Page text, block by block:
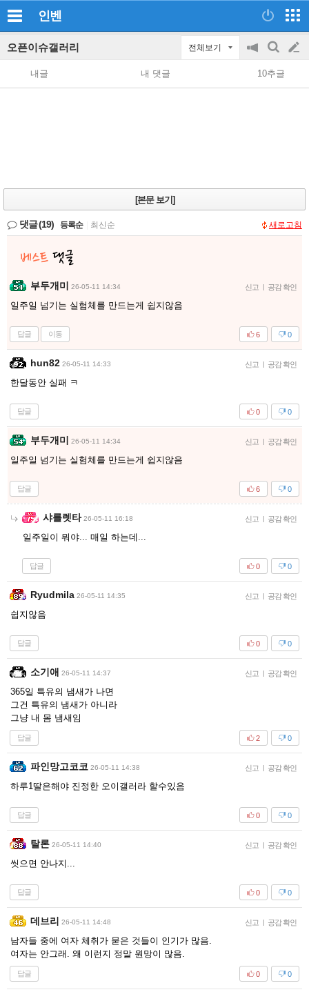
인벤
오픈이슈갤러리 전체보기
공
지
on/off
검
색
글
쓰
내글 내 댓글 10추글
[본문 보기]
댓글(19) 등록순 최신순 새로고침
부두개미 26-05-11 14:34 신고 | 공감 확인
일주일 넘기는 실험체를 만드는게 쉽지않음
답글 이동 0
6
hun82 26-05-11 14:33 신고 | 공감 확인
한달동안 실패 ㅋ
답글 0
0
부두개미 26-05-11 14:34 신고 | 공감 확인
일주일 넘기는 실험체를 만드는게 쉽지않음
답글 0
6
샤를렛타 26-05-11 16:18 신고 | 공감 확인
일주일이 뭐야... 매일 하는데...
답글 0
0
Ryudmila 26-05-11 14:35 신고 | 공감 확인
쉽지않음
답글 0
0
소기애 26-05-11 14:37 신고 | 공감 확인
365일 특유의 냄새가 나면
그건 특유의 냄새가 아니라
그냥 내 몸 냄새임
답글 0
2
파인망고코코 26-05-11 14:38 신고 | 공감 확인
하루1딸은해야 진정한 오이갤러라 할수있음
답글 0
0
탈론 26-05-11 14:40 신고 | 공감 확인
씻으면 안나지...
답글 0
0
데브리 26-05-11 14:48 신고 | 공감 확인
남자들 중에 여자 체취가 묻은 것들이 인기가 많음.
여자는 안그래. 왜 이런지 정말 원망이 많음.
답글 0
0